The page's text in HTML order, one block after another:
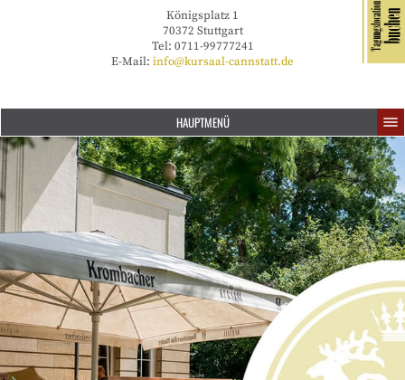
Königsplatz 1
70372 Stuttgart
Tel: 0711-99777241
E-Mail: info@kursaal-cannstatt.de
HAUPTMENÜ